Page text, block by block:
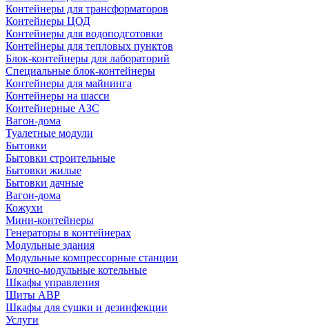
Контейнеры для трансформаторов
Контейнеры ЦОД
Контейнеры для водоподготовки
Контейнеры для тепловых пунктов
Блок-контейнеры для лабораторий
Специальные блок-контейнеры
Контейнеры для майнинга
Контейнеры на шасси
Контейнерные АЗС
Вагон-дома
Туалетные модули
Бытовки
Бытовки строительные
Бытовки жилые
Бытовки дачные
Вагон-дома
Кожухи
Мини-контейнеры
Генераторы в контейнерах
Модульные здания
Модульные компрессорные станции
Блочно-модульные котельные
Шкафы управления
Щиты АВР
Шкафы для сушки и дезинфекции
Услуги